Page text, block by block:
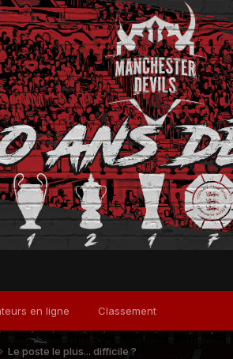
en ligne Classement
Le poste le plus... difficile ?